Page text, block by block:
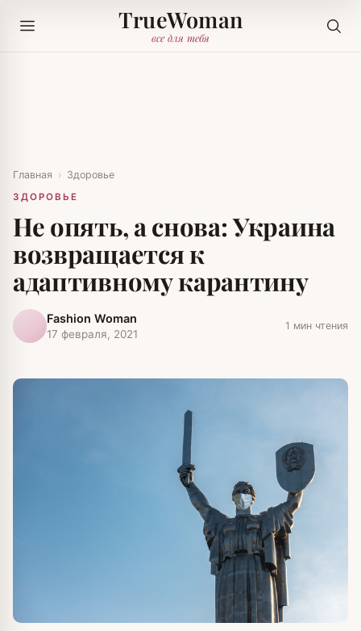
TrueWoman
все для тебя
Главная › Здоровье
ЗДОРОВЬЕ
Не опять, а снова: Украина
возвращается к
адаптивному карантину
Fashion Woman
17 февраля, 2021
1 мин чтения